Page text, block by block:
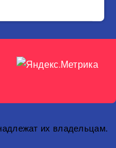
их владельцам.